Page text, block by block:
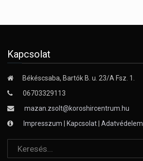
Kapcsolat
Békéscsaba, Bartók B. u. 23/A Fsz. 1.
06703329113
mazan.zsolt@koroshircentrum.hu
Impresszum
Kapcsolat Adatvédelem